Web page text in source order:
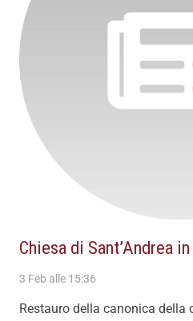
Chiesa di Sant’Andrea
3 Feb alle 15:36
Restauro della canonica della